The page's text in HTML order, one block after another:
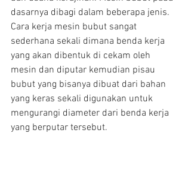
dasarnya dibagi dalam beberapa jenis.
Cara kerja mesin bubut sangat
sederhana sekali dimana benda kerja
yang akan dibentuk di cekam oleh
mesin dan diputar kemudian pisau
bubut yang bisanya dibuat dari bahan
yang keras sekali digunakan untuk
mengurangi diameter dari benda kerja
yang berputar tersebut.